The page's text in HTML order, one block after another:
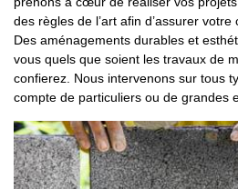
des règles de l’art afin d’assurer
Des aménagements durables et
vous quels que soient les travaux de
confierez. Nous intervenons sur tous
compte de particuliers ou de grandes